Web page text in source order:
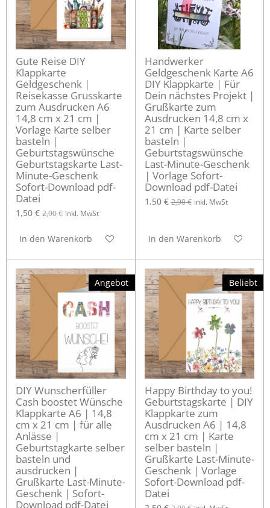
Gute Reise DIY
Klappkarte
Geldgeschenk |
Reisekasse Grusskarte
zum Ausdrucken A6
14,8 cm x 21 cm |
Vorlage Karte selber
basteln |
Geburtstagswünsche
Geburtstagskarte Last-
Minute-Geschenk
Sofort-Download pdf-
Datei
1,50 € 2,90 € inkl. MwSt
In den Warenkorb
Handwerker
Geldgeschenk Karte A6
DIY Klappkarte | Für
Dein nächstes Projekt |
Grußkarte zum
Ausdrucken 14,8 cm x
21 cm | Karte selber
basteln |
Geburtstagswünsche
Last-Minute-Geschenk
| Vorlage Sofort-
Download pdf-Datei
1,50 € 2,90 € inkl. MwSt
In den Warenkorb
Angebot
DIY Wunscherfüller
Cash boostet Wünsche
Klappkarte A6 | 14,8
cm x 21 cm | für alle
Anlässe |
Geburtstagkarte selber
basteln und
ausdrucken |
Grußkarte Last-Minute-
Geschenk | Sofort-
Download pdf-Datei
Beliebt
Happy Birthday to you!
Geburtstagskarte | DIY
Klappkarte zum
Ausdrucken A6 | 14,8
cm x 21 cm | Karte
selber basteln |
Grußkarte Last-Minute-
Geschenk | Vorlage
Sofort-Download pdf-
Datei